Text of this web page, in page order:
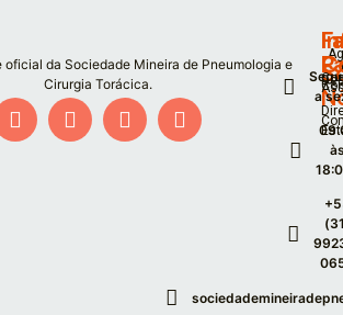
oficial da Sociedade Mineira de Pneumologia e
Cirurgia Torácica.
a